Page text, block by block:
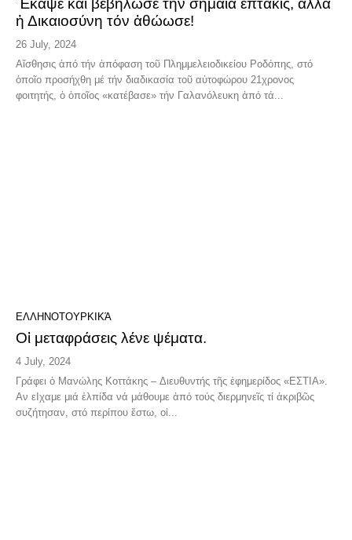
Ἔκαψε καί βεβήλωσε τήν σημαία ἑπτάκις, ἀλλά
ἡ Δικαιοσύνη τόν ἀθώωσε!
26 July, 2024
Αἴσθησις ἀπό τήν ἀπόφαση τοῦ Πλημμελειοδικείου Ροδόπης, στό
ὁποῖο προσήχθη μέ τήν διαδικασία τοῦ αὐτοφώρου 21χρονος
φοιτητής, ὁ ὁποῖος «κατέβασε» τήν Γαλανόλευκη ἀπό τά...
ΕΛΛΗΝΟΤΟΥΡΚΙΚΆ
Οἱ μεταφράσεις λένε ψέματα.
4 July, 2024
Γράφει ὁ Μανώλης Κοττάκης – Διευθυντής τῆς ἐφημερίδος «ΕΣΤΙΑ».
Αν εΙχαμε μιά ἐλπίδα νά μάθουμε ἀπό τούς διερμηνεῖς τί ἀκριβῶς
συζήτησαν, στό περίπου ἔστω, οἱ...